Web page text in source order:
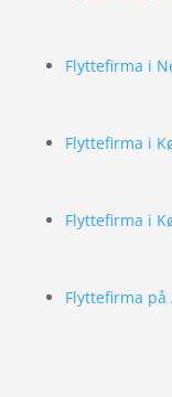
Flyttefirma i
Flyttefirma i
Flyttefirma i
Flyttefirma på